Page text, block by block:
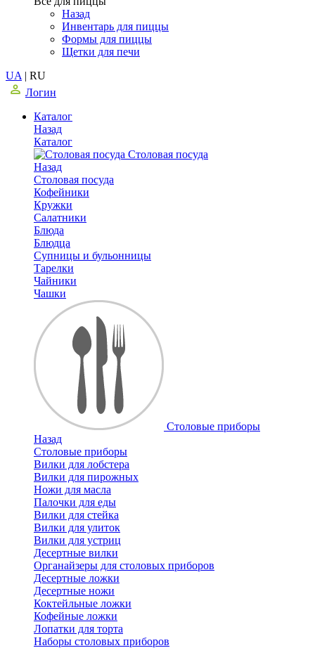
Назад
Инвентарь для пиццы
Формы для пиццы
Щетки для печи
UA | RU
Логин
Каталог
Назад
Каталог
Столовая посуда
Назад
Столовая посуда
Кофейники
Кружки
Салатники
Блюда
Блюдца
Супницы и бульонницы
Тарелки
Чайники
Чашки
Cтоловые приборы
Назад
Cтоловые приборы
Вилки для лобстера
Вилки для пирожных
Ножи для масла
Палочки для еды
Вилки для стейка
Вилки для улиток
Вилки для устриц
Десертные вилки
Органайзеры для столовых приборов
Десертные ложки
Десертные ножи
Коктейльные ложки
Кофейные ложки
Лопатки для торта
Наборы столовых приборов